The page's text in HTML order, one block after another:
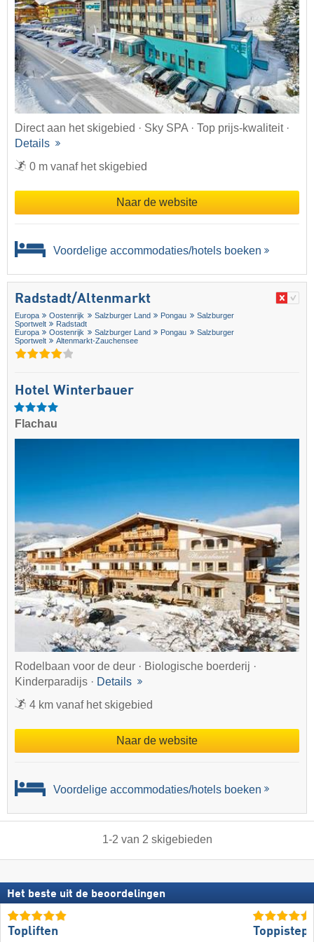
Direct aan het skigebied · Sky SPA · Top prijs-kwaliteit ·
Details
0 m vanaf het skigebied
Naar de website
Voordelige accommodaties/hotels boeken
Radstadt/​Altenmarkt
Europa Oostenrijk Salzburger Land Pongau
Salzburger
Sportwelt
Radstadt
Europa
Oostenrijk Salzburger Land Pongau
Salzburger
Sportwelt
Altenmarkt-Zauchensee
Hotel Winterbauer
Flachau
Rodelbaan voor de deur · Biologische boerderij ·
Kinderparadijs · Details
4 km vanaf het skigebied
Naar de website
Voordelige accommodaties/hotels boeken
1-2 van 2 skigebieden
Het beste uit de beoordelingen
Topliften